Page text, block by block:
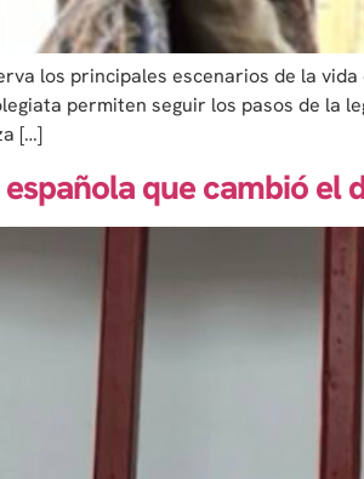
los principales escenarios de la
permiten seguir los pasos de la
[…]
española que cambió